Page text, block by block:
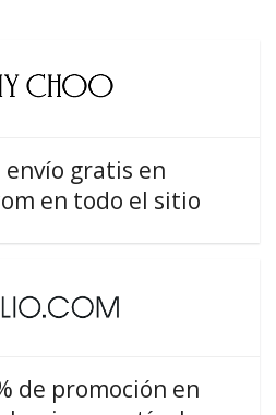
envío gratis en
en todo el sitio
de promoción en